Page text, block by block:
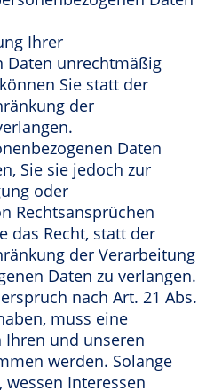
Ihrer
Daten unrechtmäßig
Sie statt der
der
Daten
Sie sie jedoch zur
oder
Rechtsansprüchen
das Recht, statt der
der Verarbeitung
Daten zu verlangen.
nach Art. 21 Abs.
muss eine
Ihren und unseren
werden. Solange
Interessen